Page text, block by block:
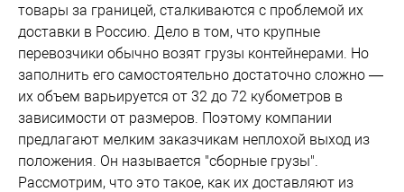
товары за границей, сталкиваются с проблемой их
доставки в Россию. Дело в том, что крупные
перевозчики обычно возят грузы контейнерами. Но
заполнить его самостоятельно достаточно сложно —
их объем варьируется от 32 до 72 кубометров в
зависимости от размеров. Поэтому компании
предлагают мелким заказчикам неплохой выход из
положения. Он называется "сборные грузы".
Рассмотрим, что это такое, как их доставляют из